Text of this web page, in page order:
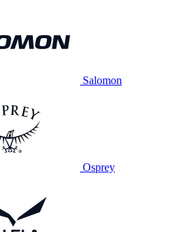
Salomon
Osprey